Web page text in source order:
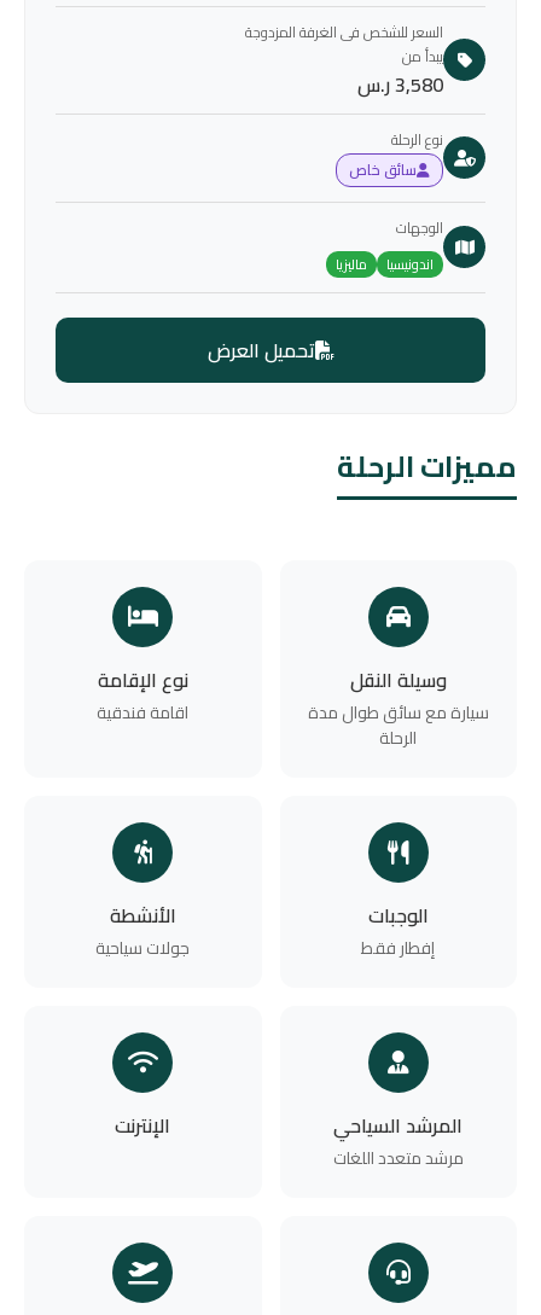
مميزات الرحلة
وسيلة النقل
سيارة مع سائق طوال مدة
الرحلة
نوع الإقامة
اقامة فندقية
الوجبات
إفطار فقط
الأنشطة
جولات سياحية
المرشد السياحي
مرشد متعدد اللغات
الإنترنت
السعر للشخص فى الغرفة المزدوجة
يبدأ من
3,580 ر.س
نوع الرحلة
سائق خاص
الوجهات
اندونيسيا ماليزيا
تحميل العرض